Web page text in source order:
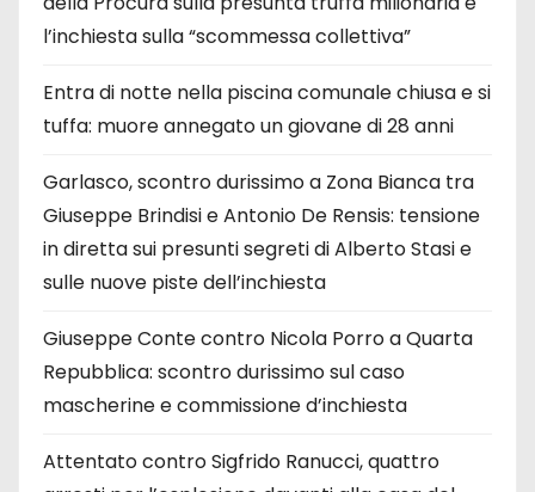
l’inchiesta sulla “scommessa collettiva”
Entra di notte nella piscina comunale chiusa e si
tuffa: muore annegato un giovane di 28 anni
Garlasco, scontro durissimo a Zona Bianca tra
Giuseppe Brindisi e Antonio De Rensis: tensione
in diretta sui presunti segreti di Alberto Stasi e
sulle nuove piste dell’inchiesta
Giuseppe Conte contro Nicola Porro a Quarta
Repubblica: scontro durissimo sul caso
mascherine e commissione d’inchiesta
Attentato contro Sigfrido Ranucci, quattro